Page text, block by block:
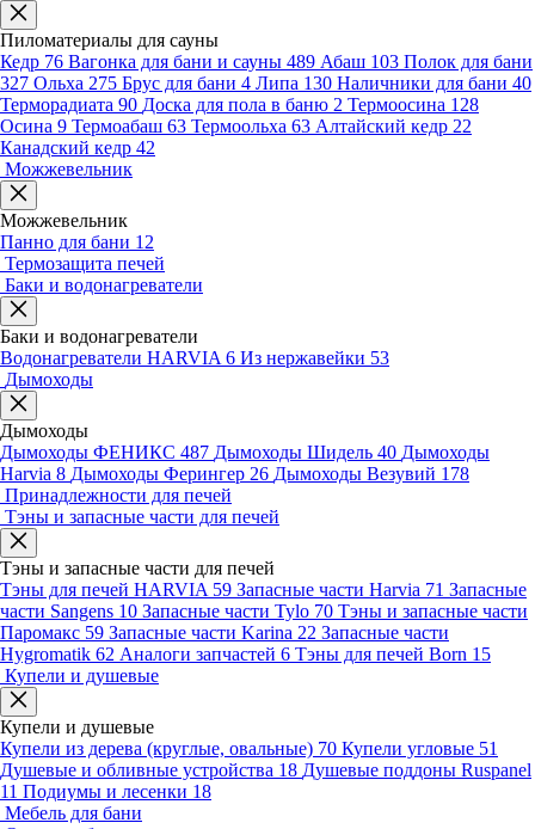
Пиломатериалы для сауны
Кедр 76 Вагонка для бани и сауны 489 Абаш 103 Полок для бани
327 Ольха 275 Брус для бани 4 Липа 130 Наличники для бани 40
Терморадиата 90 Доска для пола в баню 2 Термоосина 128
Осина 9 Термоабаш 63 Термоольха 63 Алтайский кедр 22
Канадский кедр 42
Можжевельник
Можжевельник
Панно для бани 12
Термозащита печей
Баки и водонагреватели
Баки и водонагреватели
Водонагреватели HARVIA 6 Из нержавейки 53
Дымоходы
Дымоходы
Дымоходы ФЕНИКС 487 Дымоходы Шидель 40 Дымоходы
Harvia 8 Дымоходы Ферингер 26 Дымоходы Везувий 178
Принадлежности для печей
Тэны и запасные части для печей
Тэны и запасные части для печей
Тэны для печей HARVIA 59 Запасные части Harvia 71 Запасные
части Sangens 10 Запасные части Tylo 70 Тэны и запасные части
Паромакс 59 Запасные части Karina 22 Запасные части
Hygromatik 62 Аналоги запчастей 6 Тэны для печей Born 15
Купели и душевые
Купели и душевые
Купели из дерева (круглые, овальные) 70 Купели угловые 51
Душевые и обливные устройства 18 Душевые поддоны Ruspanel
11 Подиумы и лесенки 18
Мебель для бани